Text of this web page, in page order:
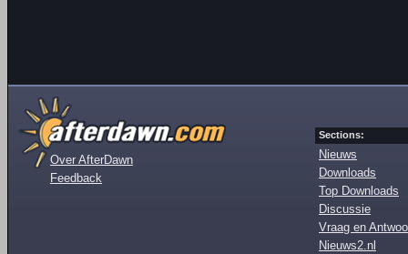
Over AfterDawn
Feedback
Sections:
Nieuws
Downloads
Top Downloads
Discussie
Vraag en
Nieuws2.nl